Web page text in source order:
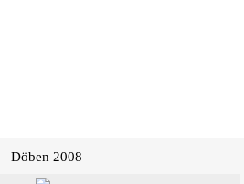
Döben 2008